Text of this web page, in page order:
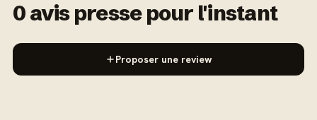
0 avis presse pour l'instant
Proposer une review